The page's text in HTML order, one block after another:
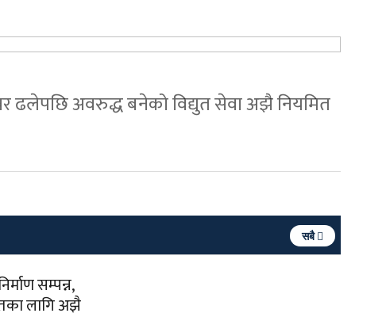
ढलेपछि अवरुद्ध बनेको विद्युत सेवा अझै नियमित
सबै
सम्पन्न,
लागि अझै